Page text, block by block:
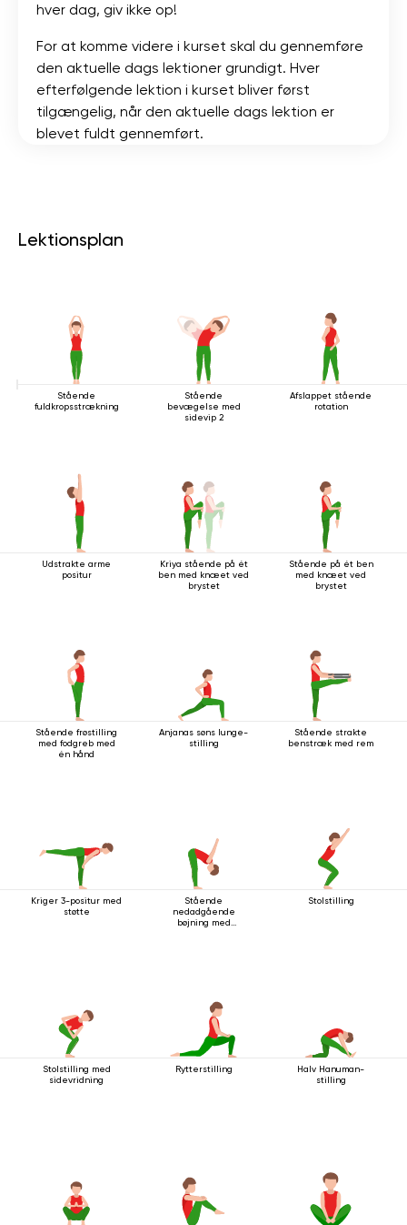
hver dag, giv ikke op!
For at komme videre i kurset skal du gennemføre
den aktuelle dags lektioner grundigt. Hver
efterfølgende lektion i kurset bliver først
tilgængelig, når den aktuelle dags lektion er
blevet fuldt gennemført.
Lektionsplan
Stående
fuldkropsstrækning
Stående
bevægelse med
sidevip 2
Afslappet stående
rotation
Udstrakte arme
positur
Kriya stående på ét
ben med knæet ved
brystet
Stående på ét ben
med knæet ved
brystet
Stående frøstilling
med fodgreb med
én hånd
Anjanas søns lunge-
stilling
Stående strakte
benstræk med rem
Kriger 3-positur med
støtte
Stående
nedadgående
bøjning med
Stolstilling
Stolstilling med
sidevridning
Rytterstilling
Halv Hanuman-
stilling